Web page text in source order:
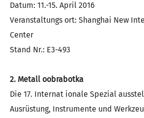
Datum: 11.-15. April 2016
Veranstaltungs ort: Shanghai New
Center
Stand Nr.: E3-493
2. Metall oobrabotka
Die 17. Internat ionale Spezial
Ausrüstung, Instrumente und